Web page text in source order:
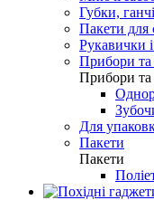
Губки,
Пакети для
Рукавички
Прибори та
Прибори та
Для
Пакети
Пакети